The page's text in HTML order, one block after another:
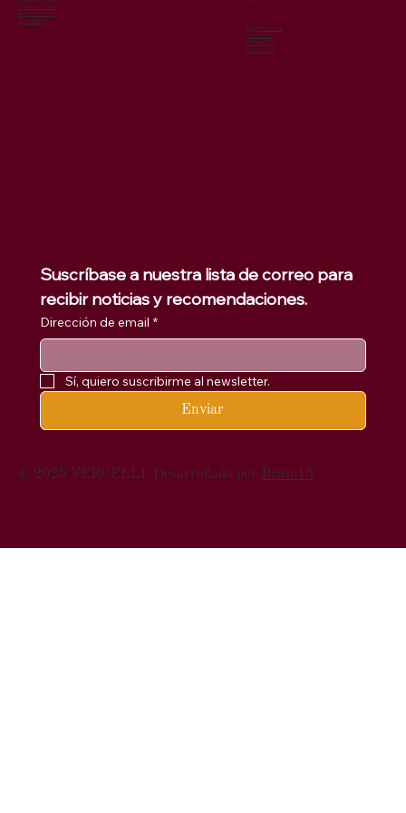
Política de Cookies
Política de Envíos
Accesibilidad
info@vercelli.com
3107675578
6016260294
6016270022
Suscríbase a nuestra lista de correo para
recibir noticias y recomendaciones.
Dirección de email *
Sí, quiero suscribirme al newsletter.
Enviar
© 2025 VERCELLI. Desarrollado por Bravo15